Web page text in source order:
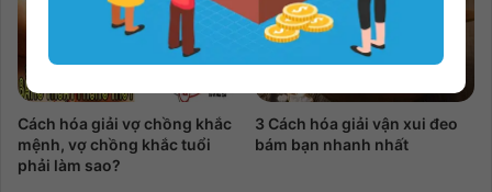
Cách hóa giải vợ chồng khắc
mệnh, vợ chồng khắc tuổi
phải làm sao?
3 Cách hóa giải vận xui đeo
bám bạn nhanh nhất